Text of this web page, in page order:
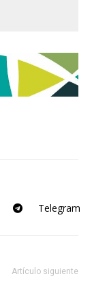
Telegram
Artículo siguiente